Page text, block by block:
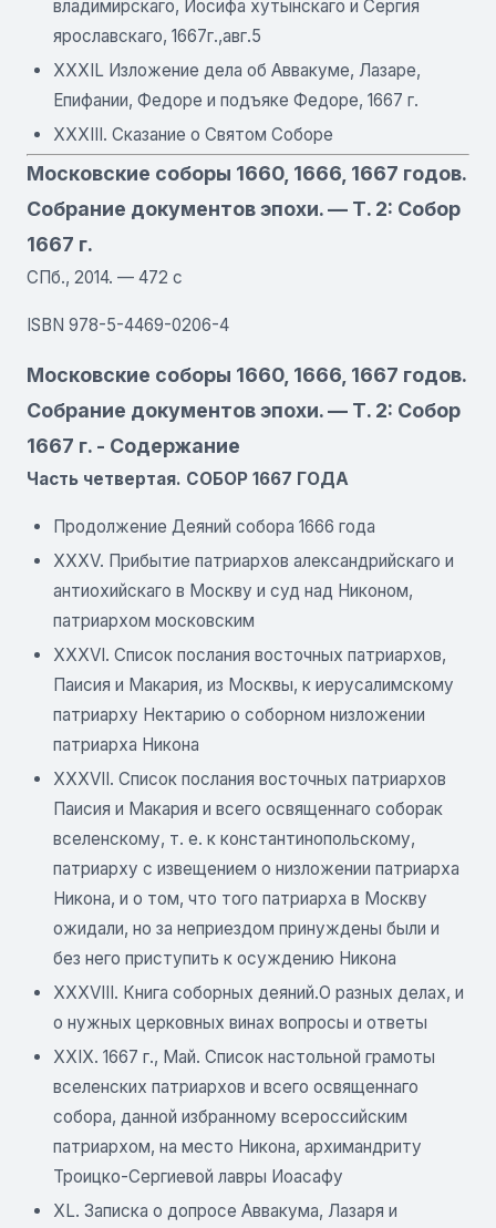
владимирскаго, Иосифа хутынскаго и Сергия
ярославскаго, 1667г.,авг.5
XXXIL Изложение дела об Аввакуме, Лазаре,
Епифании, Федоре и подъяке Федоре, 1667 г.
XXXIII. Сказание о Святом Соборе
Московские соборы 1660, 1666, 1667 годов.
Собрание документов эпохи. — Т. 2: Собор
1667 г.
СПб., 2014. — 472 с
ISBN 978-5-4469-0206-4
Московские соборы 1660, 1666, 1667 годов.
Собрание документов эпохи. — Т. 2: Собор
1667 г. - Содержание
Часть четвертая. СОБОР 1667 ГОДА
Продолжение Деяний собора 1666 года
XXXV. Прибытие патриархов александрийскаго и
антиохийскаго в Москву и суд над Никоном,
патриархом московским
XXXVI. Список послания восточных патриархов,
Паисия и Макария, из Москвы, к иерусалимскому
патриарху Нектарию о соборном низложении
патриарха Никона
XXXVII. Список послания восточных патриархов
Паисия и Макария и всего освященнаго соборак
вселенскому, т. е. к константинопольскому,
патриарху с извещением о низложении патриарха
Никона, и о том, что того патриарха в Москву
ожидали, но за неприездом принуждены были и
без него приступить к осуждению Никона
XXXVIII. Книга соборных деяний.О разных делах, и
о нужных церковных винах вопросы и ответы
XXIX. 1667 г., Май. Список настольной грамоты
вселенских патриархов и всего освященнаго
собора, данной избранному всероссийским
патриархом, на место Никона, архимандриту
Троицко-Сергиевой лавры Иоасафу
XL. Записка о допросе Аввакума, Лазаря и